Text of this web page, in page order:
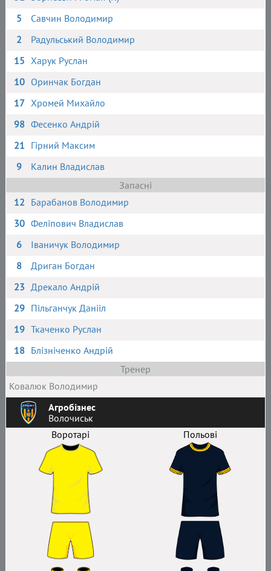
5
Савчин Володимир
2
Радульський Володимир
15 Харук Руслан
10 Оринчак Богдан
17 Хромей Михайло
98 Фесенко Андрій
21 Гірний Максим
9
Калин Владислав
Запасні
12 Барабанов Володимир
30 Феліпович Владислав
6
Іваничук Володимир
8
Дриган Богдан
23 Дрекало Андрій
29 Пільганчук Данііл
19 Ткаченко Руслан
18 Блізніченко Андрій
Тренер
Ковалюк Володимир
Агробізнес
Волочиськ
Воротарі
Польові